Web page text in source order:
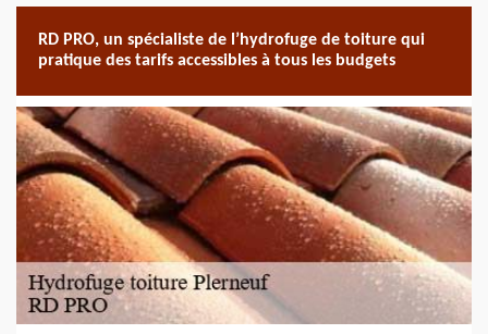
RD PRO, un spécialiste de l’hydrofuge de toiture qui
pratique des tarifs accessibles à tous les budgets